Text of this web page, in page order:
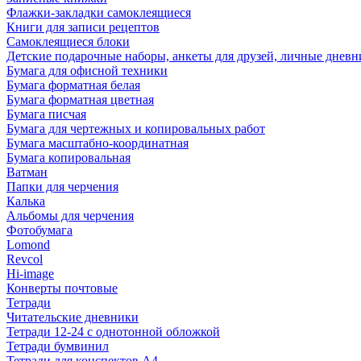
Флажки-закладки самоклеящиеся
Книги для записи рецептов
Самоклеящиеся блоки
Детские подарочные наборы, анкеты для друзей, личные
Бумага для офисной техники
Бумага форматная белая
Бумага форматная цветная
Бумага писчая
Бумага для чертежных и копировальных работ
Бумага масштабно-координатная
Бумага копировальная
Ватман
Папки для черчения
Калька
Альбомы для черчения
Фотобумага
Lomond
Revcol
Hi-image
Конверты почтовые
Тетради
Читательские дневники
Тетради 12-24 с однотонной обложкой
Тетради бумвинил